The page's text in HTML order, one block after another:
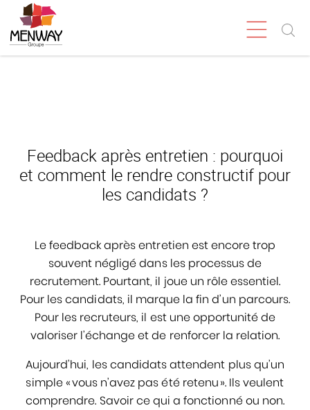
Feedback après entretien : pourquoi
et comment le rendre constructif pour
les candidats ?
Le feedback après entretien est encore trop
souvent négligé dans les processus de
recrutement. Pourtant, il joue un rôle essentiel.
Pour les candidats, il marque la fin d’un parcours.
Pour les recruteurs, il est une opportunité de
valoriser l’échange et de renforcer la relation.
Aujourd’hui, les candidats attendent plus qu’un
simple « vous n’avez pas été retenu ». Ils veulent
comprendre. Savoir ce qui a fonctionné ou non.